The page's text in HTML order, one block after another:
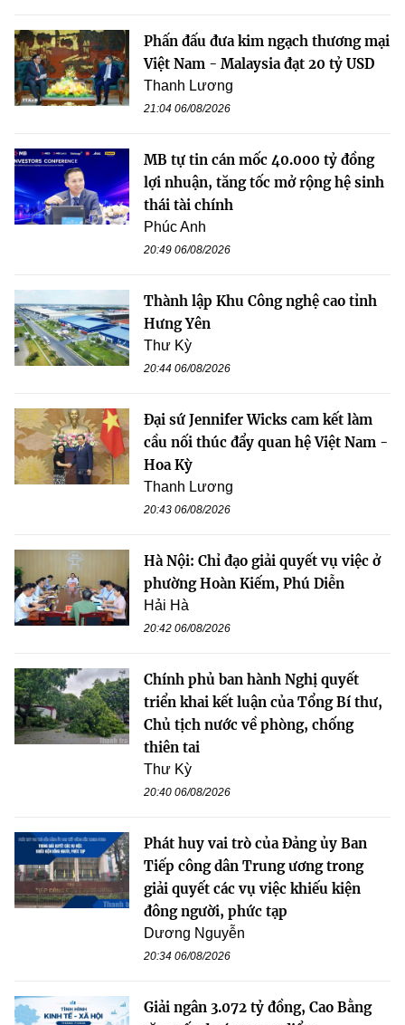
Phấn đấu đưa kim ngạch thương mại
Việt Nam - Malaysia đạt 20 tỷ USD
Thanh Lương
21:04 06/08/2026
MB tự tin cán mốc 40.000 tỷ đồng
lợi nhuận, tăng tốc mở rộng hệ sinh
thái tài chính
Phúc Anh
20:49 06/08/2026
Thành lập Khu Công nghệ cao tỉnh
Hưng Yên
Thư Kỳ
20:44 06/08/2026
Đại sứ Jennifer Wicks cam kết làm
cầu nối thúc đẩy quan hệ Việt Nam -
Hoa Kỳ
Thanh Lương
20:43 06/08/2026
Hà Nội: Chỉ đạo giải quyết vụ việc ở
phường Hoàn Kiếm, Phú Diễn
Hải Hà
20:42 06/08/2026
Chính phủ ban hành Nghị quyết
triển khai kết luận của Tổng Bí thư,
Chủ tịch nước về phòng, chống
thiên tai
Thư Kỳ
20:40 06/08/2026
Phát huy vai trò của Đảng ủy Ban
Tiếp công dân Trung ương trong
giải quyết các vụ việc khiếu kiện
đông người, phức tạp
Dương Nguyễn
20:34 06/08/2026
Giải ngân 3.072 tỷ đồng, Cao Bằng